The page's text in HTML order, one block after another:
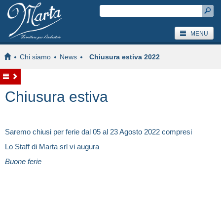
MENU
Chi siamo News Chiusura estiva 2022
Chiusura estiva
Saremo chiusi per ferie dal 05 al 23 Agosto 2022 compresi
Lo Staff di Marta srl vi augura
Buone ferie